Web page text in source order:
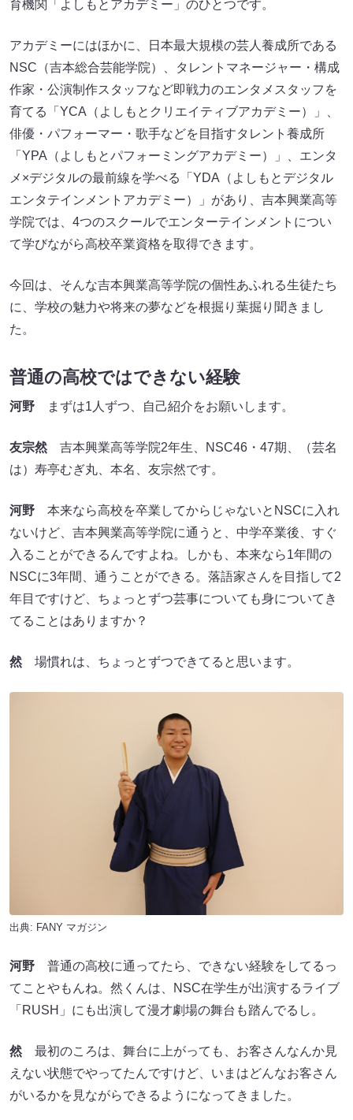
育機関「よしもとアカデミー」のひとつです。
アカデミーにはほかに、日本最大規模の芸人養成所である
NSC（吉本総合芸能学院）、タレントマネージャー・構成
作家・公演制作スタッフなど即戦力のエンタメスタッフを
育てる「YCA（よしもとクリエイティブアカデミー）」、
俳優・パフォーマー・歌手などを目指すタレント養成所
「YPA（よしもとパフォーミングアカデミー）」、エンタ
メ×デジタルの最前線を学べる「YDA（よしもとデジタル
エンタテインメントアカデミー）」があり、吉本興業高等
学院では、4つのスクールでエンターテインメントについ
て学びながら高校卒業資格を取得できます。
今回は、そんな吉本興業高等学院の個性あふれる生徒たち
に、学校の魅力や将来の夢などを根掘り葉掘り聞きまし
た。
普通の高校ではできない経験
河野 まずは1人ずつ、自己紹介をお願いします。
友宗然 吉本興業高等学院2年生、NSC46・47期、（芸名
は）寿亭むぎ丸、本名、友宗然です。
河野 本来なら高校を卒業してからじゃないとNSCに入れ
ないけど、吉本興業高等学院に通うと、中学卒業後、すぐ
入ることができるんですよね。しかも、本来なら1年間の
NSCに3年間、通うことができる。落語家さんを目指して2
年目ですけど、ちょっとずつ芸事についても身についてき
てることはありますか？
然 場慣れは、ちょっとずつできてると思います。
出典: FANY マガジン
河野 普通の高校に通ってたら、できない経験をしてるっ
てことやもんね。然くんは、NSC在学生が出演するライブ
「RUSH」にも出演して漫才劇場の舞台も踏んでるし。
然 最初のころは、舞台に上がっても、お客さんなんか見
えない状態でやってたんですけど、いまはどんなお客さん
がいるかを見ながらできるようになってきました。